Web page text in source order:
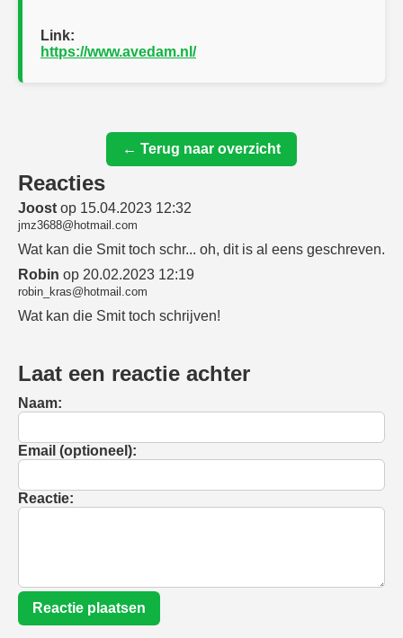
Link:
https://www.avedam.nl/
← Terug naar overzicht
Reacties
Joost op 15.04.2023 12:32
jmz3688@hotmail.com
Wat kan die Smit toch schr... oh, dit is al eens geschreven.
Robin op 20.02.2023 12:19
robin_kras@hotmail.com
Wat kan die Smit toch schrijven!
Laat een reactie achter
Naam:
Email (optioneel):
Reactie:
Reactie plaatsen